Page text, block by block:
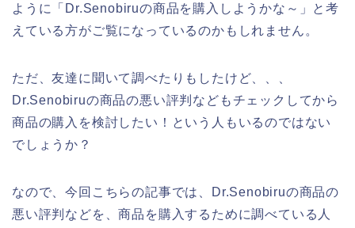
ように「Dr.Senobiruの商品を購入しようかな～」と考
えている方がご覧になっているのかもしれません。
ただ、友達に聞いて調べたりもしたけど、、、
Dr.Senobiruの商品の悪い評判などもチェックしてから
商品の購入を検討したい！という人もいるのではない
でしょうか？
なので、今回こちらの記事では、Dr.Senobiruの商品の
悪い評判などを、商品を購入するために調べている人